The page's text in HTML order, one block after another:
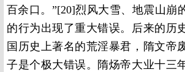
百余口。”[20]烈风大雪、地震山崩
的行为出现了重大错误。后来的历
国历史上著名的荒淫暴君，隋文帝
子是个极大错误。隋炀帝大业十三